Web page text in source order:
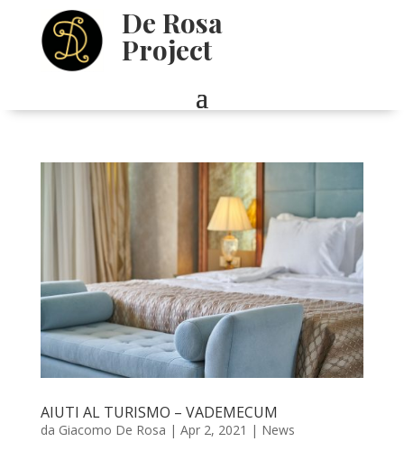
De Rosa
Project
AIUTI AL TURISMO – VADEMECUM
da Giacomo De Rosa | Apr 2, 2021 | News